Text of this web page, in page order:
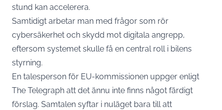
stund kan accelerera.
Samtidigt arbetar man med frågor som rör
cybersäkerhet och skydd mot digitala angrepp,
eftersom systemet skulle få en central roll i bilens
styrning.
En talesperson för EU-kommissionen uppger enligt
The Telegraph att det ännu inte finns något färdigt
förslag. Samtalen syftar i nuläget bara till att